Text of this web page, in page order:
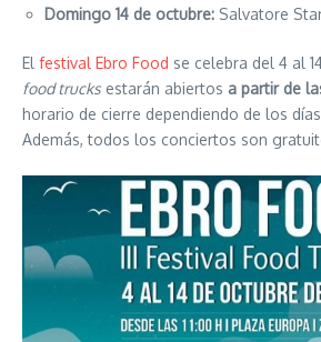
Domingo 14 de octubre: Salvatore
El festival Ebro Food se celebra del 4 al
food trucks estarán abiertos a partir de
horario de cierre dependiendo de los
Además, todos los conciertos son